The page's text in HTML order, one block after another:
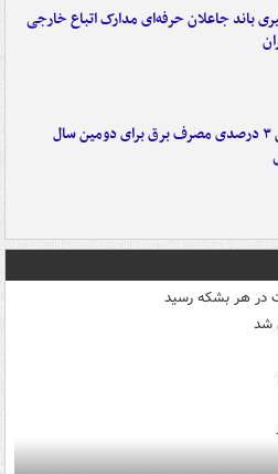
باند جاعلان حرفه‌ای مدارک اتباع خارجی
کاهش ۳ درصدی مصرف برق برای دومین سال